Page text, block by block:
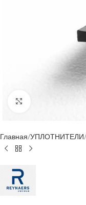
Главная УПЛОТНИТЕЛИ